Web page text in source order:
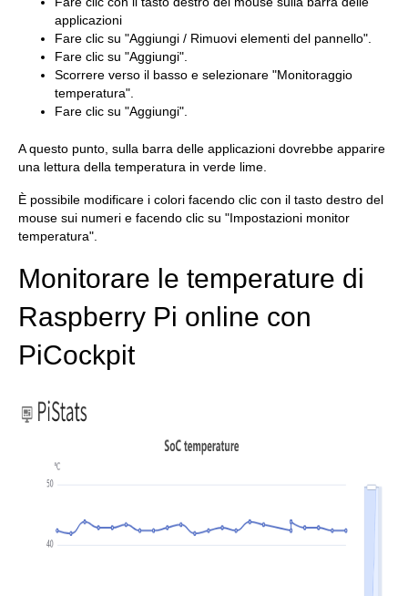
applicazioni
Fare clic su "Aggiungi / Rimuovi elementi del pannello".
Fare clic su "Aggiungi".
Scorrere verso il basso e selezionare "Monitoraggio
temperatura".
Fare clic su "Aggiungi".
A questo punto, sulla barra delle applicazioni dovrebbe apparire
una lettura della temperatura in verde lime.
È possibile modificare i colori facendo clic con il tasto destro del
mouse sui numeri e facendo clic su "Impostazioni monitor
temperatura".
Monitorare le temperature di
Raspberry Pi online con
PiCockpit